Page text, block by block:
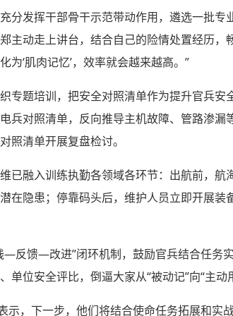
分发挥干部骨干示范带动作用，遴选一批专
主动走上讲台，结合自己的险情处置经历，
‘肌肉记忆’，效率就会越来越高。”
专题培训，把安全对照清单作为提升官兵安
兵对照清单，反向推导主机故障、管路渗漏
照清单开展复盘检讨。
已融入训练执勤各领域各环节：出航前，航
在隐患；停靠码头后，维护人员立即开展装
反馈—改进”闭环机制，鼓励官兵结合任务
位安全评比，倒逼大家从“被动记”向“主动
示，下一步，他们将结合使命任务拓展和实